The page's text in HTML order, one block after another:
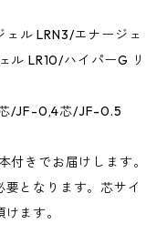
ル LRN3/エナージェ
ル LR10/ハイパーG リ
芯/JF-0,4芯/JF-0.5
付きでお届けします。
となります。芯サイ
ます。